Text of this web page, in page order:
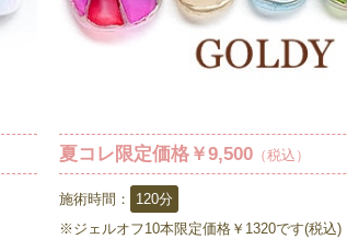
夏コレ限定価格￥9,500（税込）
施術時間：
120分
※ジェルオフ10本限定価格￥1320です(税込)